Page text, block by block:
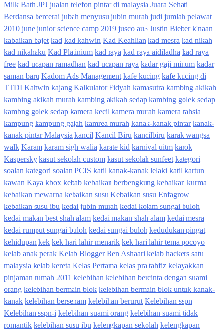
Milk Bath JPJ jualan telefon pintar di malaysia Juara Sehati
Berdansa bercerai jubah menyusu jubin murah judi jumlah pelawat
2010 june junior science camp 2019 jusco au3 Justin Bieber k'naan
kabaikan bajet kad kad kahwin Kad Keahlian kad mesra kad nikah
kad nikahaku Kad Platinium kad raya kad raya aidiladha kad raya
free kad ucapan ramadhan kad ucapan raya kadar gaji minum kadar
saman baru Kadom Ads Management kafe kucing kafe kucing di
TTDI Kahwin kajang Kalkulator Fidyah kamasutra kambing akikah
kambing akikah murah kambing akikah sedap kambing golek sedap
kambng golek sedap kamera kecil kamera murah kamera rahsia
kampung kampung gajah kamrea murah kanak-kanak pintar kanak-
kanak pintar Malaysia kancil Kancil Biru kancilbiru karak wangsa
walk Karam karam sigh walia karate kid karnival uitm karok
Kaspersky kasut sekolah custom kasut sekolah sunfeet kategori
soalan kategori soalan PCIS katil kanak-kanak lelaki katil kartun
kawan Kaya kbox kebab kebaikan berbengkung kebaikan kurma
kebaikan mewarna kebaikan susu Kebaikan susu Enfagrow
kebaikan susu ibu kedai jubin murah kedai kolam sungai buloh
kedai makan best shah alam kedai makan shah alam kedai mesra
kedai rumput sungai buloh kedai sungai buloh kedudukan pingat
kehidupan kek kek hari lahir menarik kek hari lahir tema pocoyo
kelab anak perak Kelab Blogger Ben Ashaari kelab hackers satu
malaysia kelab kereta Kelas Pertama kelas pra tahfiz kelayakkan
pinjaman rumah 2011 kelebihan kelebihan bercinta dengan suami
orang kelebihan bermain blok kelebihan bermain blok untuk kanak-
kanak kelebihan bersenam kelebihan berurut Kelebihan sspn
Kelebihan sspn-i kelebihan suami orang kelebihan suami tidak
romantik kelebihan susu ibu kelengkapan sekolah kelengkapan